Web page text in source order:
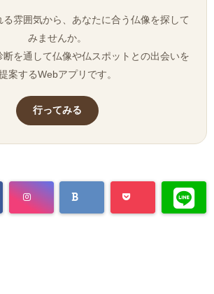
雰囲気から、あなたに合う仏像を探して
みませんか。
断を通して仏像や仏スポットとの出会いを
案するWebアプリです。
行ってみる